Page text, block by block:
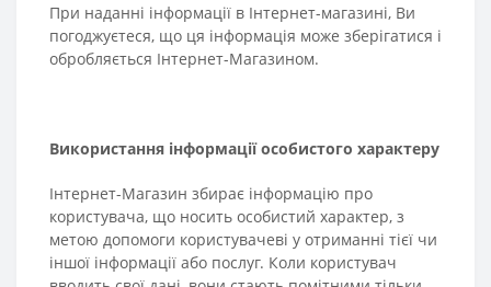
При наданні інформації в Інтернет-магазині, Ви
погоджуєтеся, що ця інформація може зберігатися і
обробляється Інтернет-Магазином.
Використання інформації особистого характеру
Інтернет-Магазин збирає інформацію про
користувача, що носить особистий характер, з
метою допомоги користувачеві у отриманні тієї чи
іншої інформації або послуг. Коли користувач